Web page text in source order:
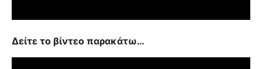
Δείτε το βίντεο παρακάτω…